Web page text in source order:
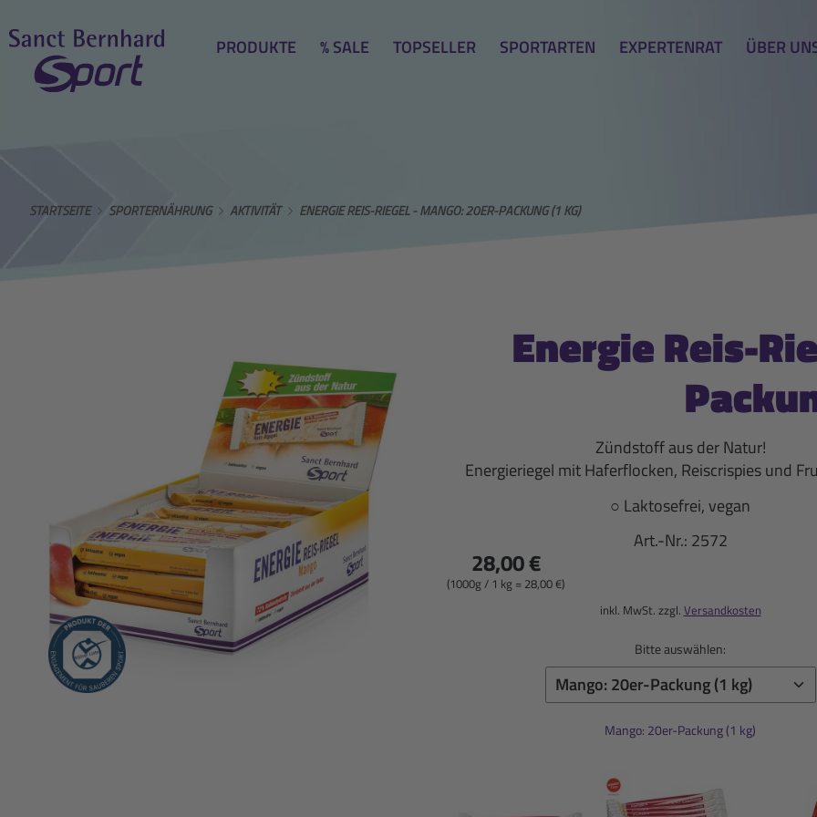
PRODUKTE % SALE TOPSELLER SPORTARTEN EXPERTENRAT ÜBER
STARTSEITE SPORTERNÄHRUNG AKTIVITÄT ENERGIE REIS-RIEGEL - MANGO: 20ER-PACKUNG (1 KG)
Energie Reis-
Zündstoff aus der Natur!
Energieriegel mit Haferflocken, Reiscrispies und
○ Laktosefrei, vegan
Art.-Nr.: 2572
28,00 €
(1000g / 1 kg = 28,00 €)
inkl. MwSt. zzgl. Versandkosten
Bitte auswählen:
Mango: 20er-Packung (1 kg)